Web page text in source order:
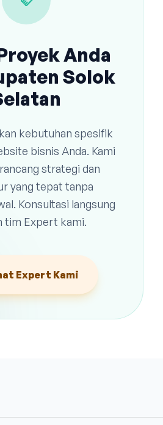
Anda
Solok
kebutuhan spesifik
bisnis Anda. Kami
strategi dan
yang tepat tanpa
Konsultasi langsung
tim Expert kami.
Expert Kami